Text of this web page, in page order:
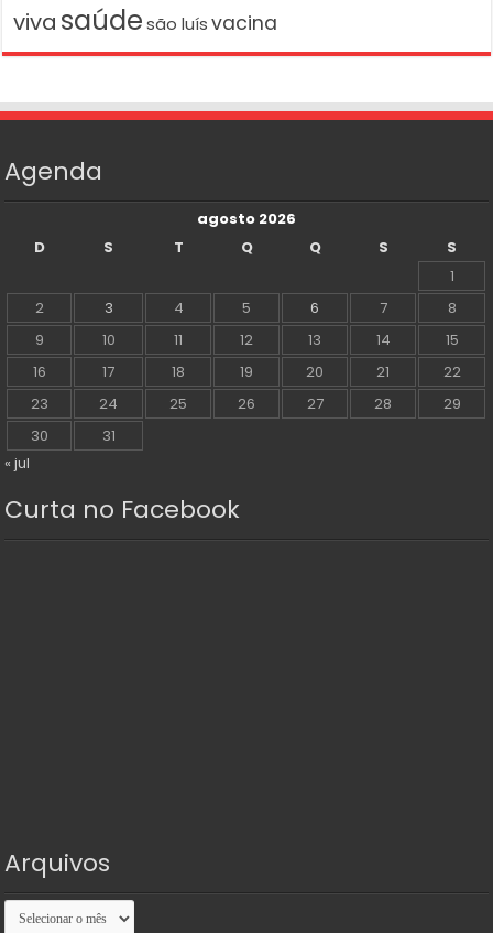
viva saúde são luís vacina
Agenda
agosto 2026
D
S T Q Q S
S
1
2
3 4 5 6 7
8
9
10 11 12 13 14
15
16
17 18 19 20 21
22
23
24 25 26 27 28
29
30
31
« jul
Curta no Facebook
Arquivos
Arquivos